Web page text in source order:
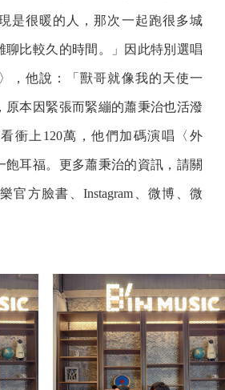
是很暖的人，那次一起跑很多城
聊比較久的時間。」因此特別選唱
，他說：「獸哥就像我的天使一
原本因緊張而緊繃的蕭秉治也活潑
衝上120萬，他們加碼演唱〈外
飽耳福。更多蕭秉治的資訊，請關
官方臉書、Instagram、微博、微